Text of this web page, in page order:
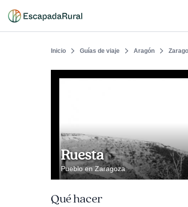
Inicio Guías de viaje Aragón
Ruesta
Pueblo en Zaragoza
Qué hacer